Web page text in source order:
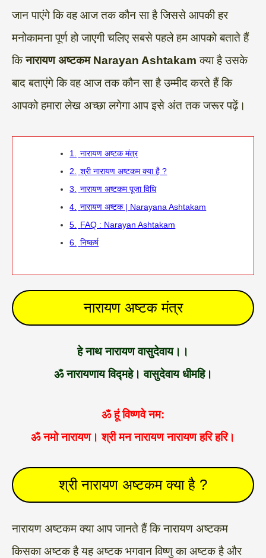
जान पाएंगे कि वह आज तक कौन सा है जिससे आपकी हर
मनोकामना पूर्ण हो जाएगी चलिए सबसे पहले हम आपको बताते हैं
किनारायण अष्टकम Narayan Ashtakam क्या है उसके
बाद बताएंगे कि वह आज तक कौन सा है उम्मीद करते हैं कि
आपको हमारा लेख अच्छा लगेगा आप इसे अंत तक जरूर पढ़ें।
1.
नारायण अष्टक मंत्र
2.
श्री नारायण अष्टकम क्या है ?
3.
नारायण अष्टकम पूजा विधि
4.
नारायण अष्टक | Narayana Ashtakam
5.
FAQ : Narayan Ashtakam
6.
निष्कर्ष
नारायण अष्टक मंत्र
हे नाथ नारायण वासुदेवाय।।
ॐ नारायणाय विद्महे। वासुदेवाय धीमहि।
ॐ हूं विष्णवे नम:
ॐ नमो नारायण। श्री मन नारायण नारायण हरि हरि।
श्री नारायण अष्टकम क्या है ?
नारायण अष्टकम क्या आप जानते हैं कि नारायण अष्टकम
किसका अष्टक है यह अष्टक भगवान विष्णु का अष्टक है और